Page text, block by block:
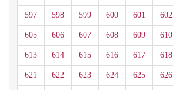
597 598 599 600 601 602
605 606 607 608 609 610
613 614 615 616 617 618
621 622 623 624 625 626